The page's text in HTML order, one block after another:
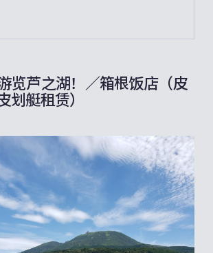
览芦之湖！／箱根饭店（皮
划艇租赁）